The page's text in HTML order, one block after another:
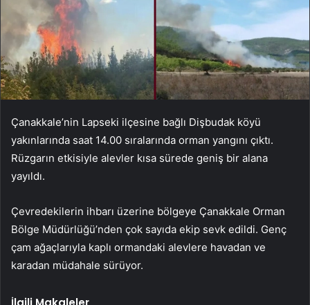
Çanakkale’nin Lapseki ilçesine bağlı Dişbudak köyü
yakınlarında saat 14.00 sıralarında orman yangını çıktı.
Rüzgarın etkisiyle alevler kısa sürede geniş bir alana
yayıldı.
Çevredekilerin ihbarı üzerine bölgeye Çanakkale Orman
Bölge Müdürlüğü’nden çok sayıda ekip sevk edildi. Genç
çam ağaçlarıyla kaplı ormandaki alevlere havadan ve
karadan müdahale sürüyor.